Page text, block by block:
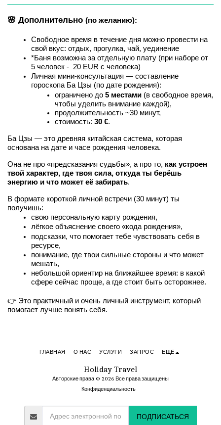
🌸 Дополнительно (по желанию):
Свободное время в течение дня можно провести на
свой вкус: отдых, прогулка, чай, уединение
*Баня возможна за отдельную плату (при наборе от
5 человек -  20 EUR с человека)
Личная мини-консультация — составление
гороскопа Ба Цзы (по дате рождения):
ограничено до 5 местами (в свободное время,
чтобы уделить внимание каждой),
продолжительность ~30 минут,
стоимость: 30 €.
Ба Цзы — это древняя китайская система, которая
основана на дате и часе рождения человека.
Она не про «предсказания судьбы», а про то, как устроен
твой характер, где твоя сила, откуда ты берёшь
энергию и что может её забирать.
В формате короткой личной встречи (30 минут) ты
получишь:
свою персональную карту рождения,
лёгкое объяснение своего «кода рождения»,
подсказки, что помогает тебе чувствовать себя в
ресурсе,
понимание, где твои сильные стороны и что может
мешать,
небольшой ориентир на ближайшее время: в какой
сфере сейчас проще, а где стоит быть осторожнее.
👉 Это практичный и очень личный инструмент, который
помогает лучше понять себя.
Holiday Travel
Авторские права © 2026 Все права защищены
Конфиденциальность
ГЛАВНАЯ О НАС УСЛУГИ ЗАПРОС ЕЩЁ
ПОДПИСАТЬСЯ